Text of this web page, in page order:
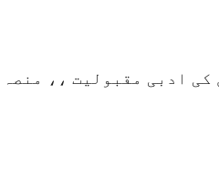
مقبول ذکی مقبول کی ادبی